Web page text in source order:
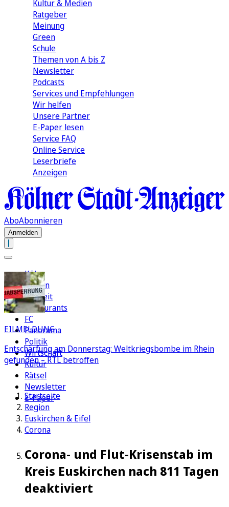
Kultur & Medien
Ratgeber
Meinung
Green
Schule
Themen von A bis Z
Newsletter
Podcasts
Services und Empfehlungen
Wir helfen
Unsere Partner
E-Paper lesen
Service FAQ
Online Service
Leserbriefe
Anzeigen
AboAbonnieren
Anmelden
Köln
Region
Freizeit
Restaurants
FC
Panorama
Politik
Wirtschaft
Kultur
Rätsel
Newsletter
E-Paper
EILMELDUNG
Entschärfung am Donnerstag: Weltkriegsbombe im Rhein
gefunden – RTL betroffen
Startseite
Region
Euskirchen & Eifel
Corona
Corona- und Flut-Krisenstab im
Kreis Euskirchen nach 811 Tagen
deaktiviert